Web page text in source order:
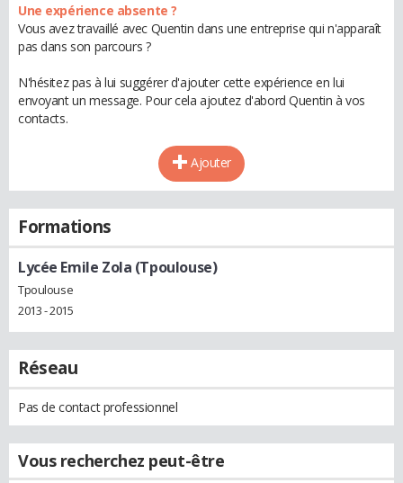
Une expérience absente ?
Vous avez travaillé avec Quentin dans une entreprise qui n'apparaît
pas dans son parcours ?
N'hésitez pas à lui suggérer d'ajouter cette expérience en lui
envoyant un message. Pour cela ajoutez d'abord Quentin à vos
contacts.
Ajouter
Formations
Lycée Emile Zola (Tpoulouse)
Tpoulouse
2013 - 2015
Réseau
Pas de contact professionnel
Vous recherchez peut-être